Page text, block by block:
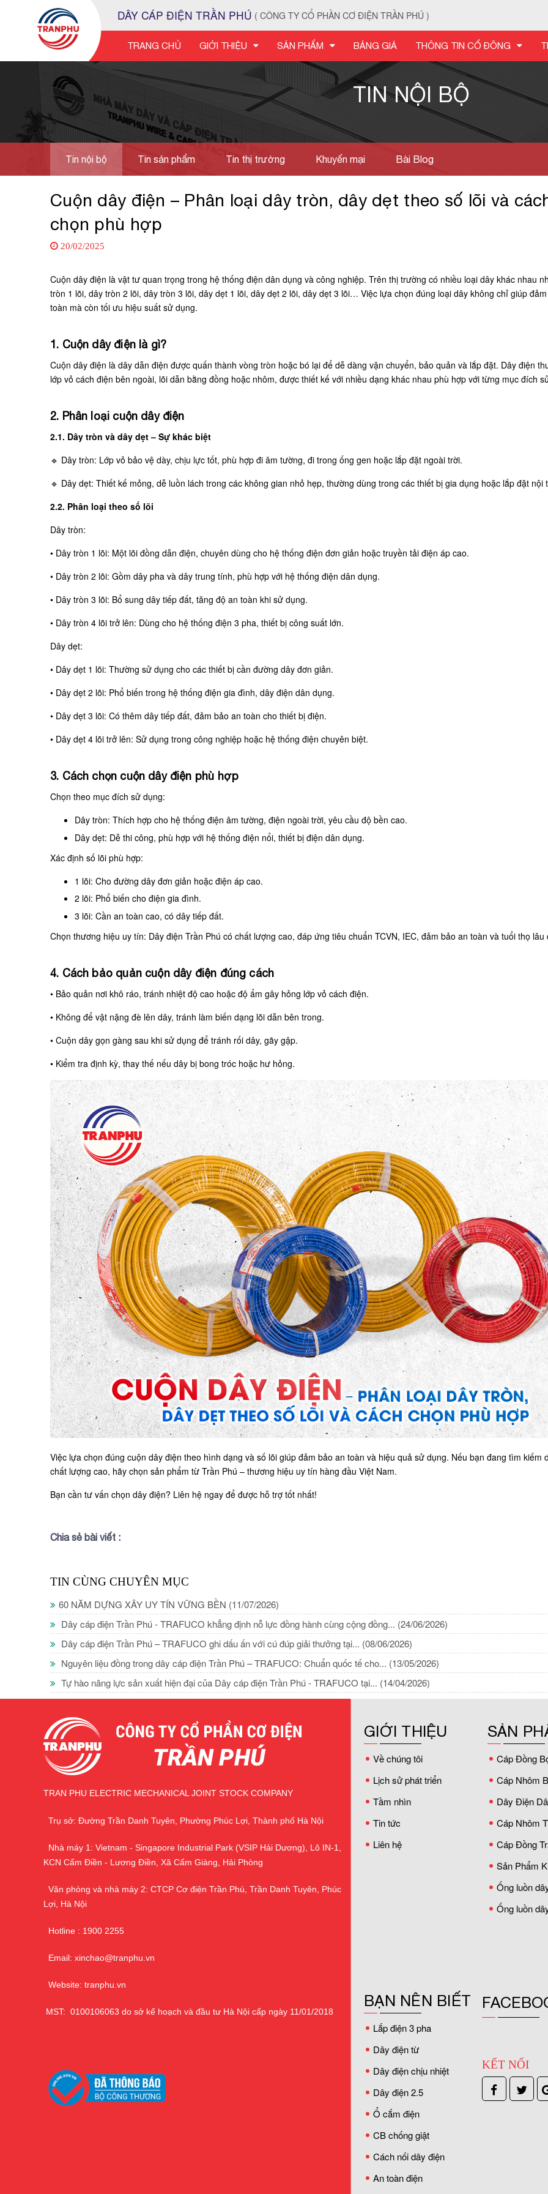
DÂY CÁP ĐIỆN TRẦN PHÚ ( CÔNG TY CỔ PHẦN CƠ ĐIỆN TRẦN PHÚ )
TRANG CHỦ GIỚI THIỆU SẢN PHẨM BẢNG GIÁ THÔNG TIN CỔ ĐÔNG
TIN NỘI BỘ
Tin nội bộ Tin sản phẩm Tin thị trường Khuyến mại Bài Blog
Tuyển dụng
Cuộn dây điện – Phân loại dây tròn, dây dẹt theo số lõi và
chọn phù hợp
20/02/2025
Cuộn dây điện là vật tư quan trọng trong hệ thống điện dân dụng và công nghiệp. Trên thị trường có nhiều loại dây khác nhau
tròn 1 lõi, dây tròn 2 lõi, dây tròn 3 lõi, dây dẹt 1 lõi, dây dẹt 2 lõi, dây dẹt 3 lõi… Việc lựa chọn đúng loại dây không chỉ giúp
toàn mà còn tối ưu hiệu suất sử dụng.
1. Cuộn dây điện là gì?
Cuộn dây điện là dây dẫn điện được quấn thành vòng tròn hoặc bó lại để dễ dàng vận chuyển, bảo quản và lắp đặt. Dây điện
lớp vỏ cách điện bên ngoài, lõi dẫn bằng đồng hoặc nhôm, được thiết kế với nhiều dạng khác nhau phù hợp với từng mục đích
2. Phân loại cuộn dây điện
2.1. Dây tròn và dây dẹt – Sự khác biệt
🔹 Dây tròn: Lớp vỏ bảo vệ dày, chịu lực tốt, phù hợp đi âm tường, đi trong ống gen hoặc lắp đặt ngoài trời.
🔹 Dây dẹt: Thiết kế mỏng, dễ luồn lách trong các không gian nhỏ hẹp, thường dùng trong các thiết bị gia dụng hoặc lắp đặt nội
2.2. Phân loại theo số lõi
Dây tròn:
• Dây tròn 1 lõi: Một lõi đồng dẫn điện, chuyên dùng cho hệ thống điện đơn giản hoặc truyền tải điện áp cao.
• Dây tròn 2 lõi: Gồm dây pha và dây trung tính, phù hợp với hệ thống điện dân dụng.
• Dây tròn 3 lõi: Bổ sung dây tiếp đất, tăng độ an toàn khi sử dụng.
• Dây tròn 4 lõi trở lên: Dùng cho hệ thống điện 3 pha, thiết bị công suất lớn.
Dây dẹt:
• Dây dẹt 1 lõi: Thường sử dụng cho các thiết bị cần đường dây đơn giản.
• Dây dẹt 2 lõi: Phổ biến trong hệ thống điện gia đình, dây điện dân dụng.
• Dây dẹt 3 lõi: Có thêm dây tiếp đất, đảm bảo an toàn cho thiết bị điện.
• Dây dẹt 4 lõi trở lên: Sử dụng trong công nghiệp hoặc hệ thống điện chuyên biệt.
3. Cách chọn cuộn dây điện phù hợp
Chọn theo mục đích sử dụng:
Dây tròn: Thích hợp cho hệ thống điện âm tường, điện ngoài trời, yêu cầu độ bền cao.
Dây dẹt: Dễ thi công, phù hợp với hệ thống điện nổi, thiết bị điện dân dụng.
Xác định số lõi phù hợp:
1 lõi: Cho đường dây đơn giản hoặc điện áp cao.
2 lõi: Phổ biến cho điện gia đình.
3 lõi: Cần an toàn cao, có dây tiếp đất.
Chọn thương hiệu uy tín: Dây điện Trần Phú có chất lượng cao, đáp ứng tiêu chuẩn TCVN, IEC, đảm bảo an toàn và tuổi thọ lâu
4. Cách bảo quản cuộn dây điện đúng cách
• Bảo quản nơi khô ráo, tránh nhiệt độ cao hoặc độ ẩm gây hỏng lớp vỏ cách điện.
• Không để vật nặng đè lên dây, tránh làm biến dạng lõi dẫn bên trong.
• Cuộn dây gọn gàng sau khi sử dụng để tránh rối dây, gãy gập.
• Kiểm tra định kỳ, thay thế nếu dây bị bong tróc hoặc hư hỏng.
Việc lựa chọn đúng cuộn dây điện theo hình dạng và số lõi giúp đảm bảo an toàn và hiệu quả sử dụng. Nếu bạn đang tìm kiếm
chất lượng cao, hãy chọn sản phẩm từ Trần Phú – thương hiệu uy tín hàng đầu Việt Nam.
Bạn cần tư vấn chọn dây điện? Liên hệ ngay để được hỗ trợ tốt nhất!
Chia sẻ bài viết :
TIN CÙNG CHUYÊN MỤC
60 NĂM DỰNG XÂY UY TÍN VỮNG BỀN (11/07/2026)
Dây cáp điện Trần Phú - TRAFUCO khẳng định nỗ lực đồng hành cùng cộng đồng... (24/06/2026)
Dây cáp điện Trần Phú – TRAFUCO ghi dấu ấn với cú đúp giải thưởng tại... (08/06/2026)
Nguyên liệu đồng trong dây cáp điện Trần Phú – TRAFUCO: Chuẩn quốc tế cho... (13/05/2026)
Tự hào năng lực sản xuất hiện đại của Dây cáp điện Trần Phú - TRAFUCO tại... (14/04/2026)
TRAN PHU ELECTRIC MECHANICAL JOINT STOCK COMPANY
Trụ sở: Đường Trần Danh Tuyên, Phường Phúc Lợi, Thành phố Hà Nội
Nhà máy 1: Vietnam - Singapore Industrial Park (VSIP Hải Dương), Lô IN-1,
KCN Cẩm Điền - Lương Điền, Xã Cẩm Giàng, Hải Phòng
Văn phòng và nhà máy 2: CTCP Cơ điện Trần Phú, Trần Danh Tuyên, Phúc
Lợi, Hà Nội
Hotline : 1900 2255
Email: xinchao@tranphu.vn
Website: tranphu.vn
MST: 0100106063 do sở kế hoạch và đầu tư Hà Nội cấp ngày 11/01/2018
GIỚI THIỆU
Về chúng tôi
Lịch sử phát triển
Tầm nhìn
Tin tức
Liên hệ
SẢN
Cáp Đồng
Cáp Nhôm
Dây Điện
Cáp Nhôm
Cáp Đồng
Sản Phẩm
Ống luồn
Ống luồn
BẠN NÊN BIẾT
Lắp điện 3 pha
Dây điện từ
Dây điện chịu nhiệt
Dây điện 2.5
Ổ cắm điện
CB chống giật
Cách nối dây điện
An toàn điện
KẾT NỐI